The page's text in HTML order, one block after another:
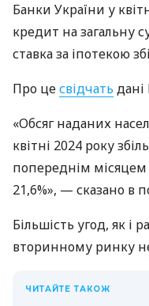
Банки України у
кредит на загальну
ставка за іпотекою
Про цесвідчать дані
«Обсяг наданих
квітні 2024 року
попереднім
21,6%», — сказано в
Більшість угод, як і
вторинному ринку
ЧИТАЙТЕ ТАКОЖ